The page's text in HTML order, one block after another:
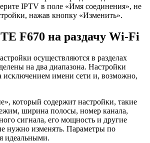
IPTV в поле «Имя соединения», не
нажав кнопку «Изменить».
F670 на раздачу Wi-Fi
осуществляются в разделах
на два диапазона. Настройки
исключением имени сети и, возможно,
который содержит настройки, такие
ширина полосы, номер канала,
сигнала, его мощность и другие
нужно изменять. Параметры по
идеальными.